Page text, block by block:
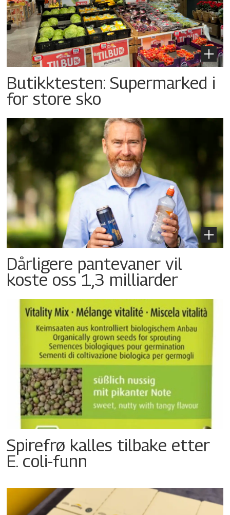
Butikktesten: Supermarked i
for store sko
Dårligere pantevaner vil
koste oss 1,3 milliarder
Spirefrø kalles tilbake etter
E. coli-funn